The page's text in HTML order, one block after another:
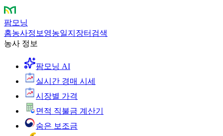
팜모닝
홈농사정보 영농일지 장터 검색
농사 정보
팜모닝 AI
실시간 경매 시세
시장별 가격
면적 직불금 계산기
숨은 보조금